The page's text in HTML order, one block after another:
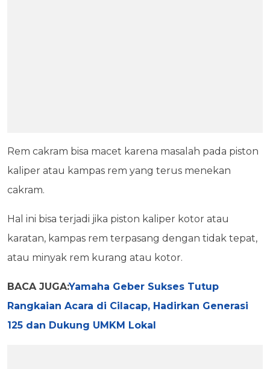
Rem cakram bisa macet karena masalah pada piston
kaliper atau kampas rem yang terus menekan
cakram.
Hal ini bisa terjadi jika piston kaliper kotor atau
karatan, kampas rem terpasang dengan tidak tepat,
atau minyak rem kurang atau kotor.
BACA JUGA:Yamaha Geber Sukses Tutup
Rangkaian Acara di Cilacap, Hadirkan Generasi
125 dan Dukung UMKM Lokal